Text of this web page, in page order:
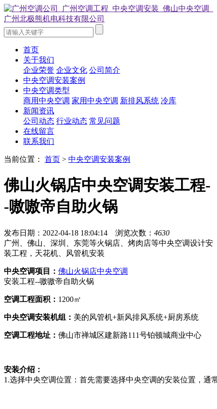
首页
关于我们
企业荣誉 企业文化 公司简介
中央空调安装案例
中央空调类型
商用中央空调 家用中央空调 新排风系统 冷库
新闻资讯
公司动态 行业动态 常见问题
在线留言
联系我们
当前位置： 首页 > 中央空调安装案例
佛山火锅店中央空调安装工程-
-嗷嗷帝自助火锅
发布日期：2022-04-18 18:04:14 浏览次数： 4630
广州、佛山、深圳、东莞等火锅店、烤肉店等中央空调设计安
装工程，天花机、风管机安装
中央空调项目： 佛山火锅店中央空调
安装工程--嗷嗷帝自助火锅
空调工程面积： 1200㎡
中央空调安装机组： 美的风管机+新风排风系统+厨房系统
空调工程地址： 佛山市禅城区建新路111号铂顿城商业中心
安装介绍：
1.选择中央空调位置：首先需要选择中央空调的安装位置，